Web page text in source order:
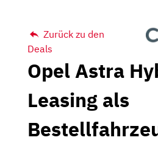
Zurück zu den
Deals
Opel Astra
Leasing als